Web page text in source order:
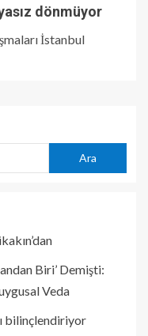
dönmüyor
İstanbul
Ara
Biri’ Demişti:
Veda
bilinçlendiriyor